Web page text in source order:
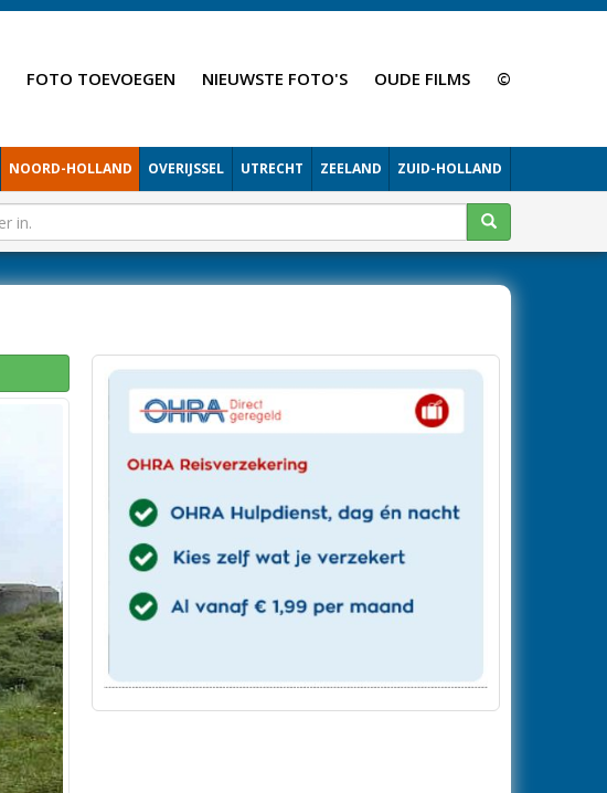
FOTO TOEVOEGEN NIEUWSTE FOTO'S OUDE FILMS ©
NOORD-HOLLAND OVERIJSSEL UTRECHT ZEELAND ZUID-HOLLAND